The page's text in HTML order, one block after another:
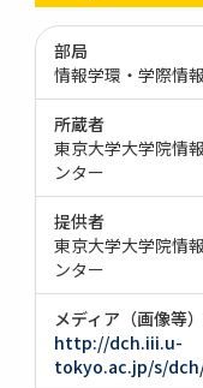
部局
情報学環・学際情
所蔵者
東京大学大学院情
ンター
提供者
東京大学大学院情
ンター
メディア（画像等
http://dch.iii.u-
tokyo.ac.jp/s/